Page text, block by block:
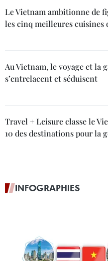
Le Vietnam ambitionne de
les cinq meilleures cuisines
Au Vietnam, le voyage et la
s’entrelacent et séduisent
Travel + Leisure classe le
10 des destinations pour la
INFOGRAPHIES